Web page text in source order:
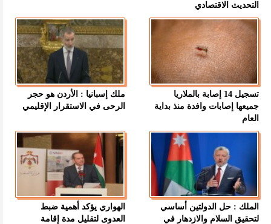
التحديث الاقتصادي
تسجيل 14 إصابة بالملاريا
جميعها إصابات وافدة منذ بداية
العام
ملك إسبانيا : الأردن هو حجر
الرحى في الاستقرار الإقليمي
الملك : حل الدولتين أساسي
لتحقيق السلام والازدهار في
الهواري يؤكد أهمية ضبط
العدوى لتقليل مدة إقامة